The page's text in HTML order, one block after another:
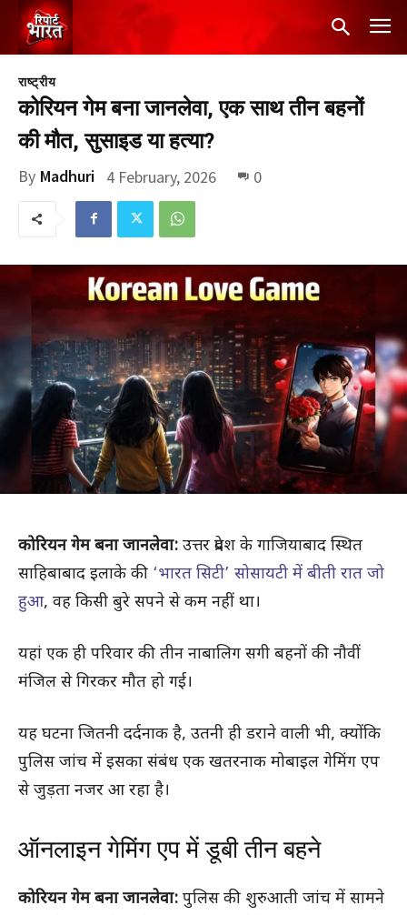
राष्ट्रीय
कोरियन गेम बना जानलेवा, एक साथ तीन बहनों
की मौत, सुसाइड या हत्या?
By Madhuri 4 February, 2026 0
कोरियन गेम बना जानलेवा: उत्तर प्रदेश के गाजियाबाद स्थित
साहिबाबाद इलाके की ‘भारत सिटी’ सोसायटी में बीती रात जो
हुआ, वह किसी बुरे सपने से कम नहीं था।
यहां एक ही परिवार की तीन नाबालिग सगी बहनों की नौवीं
मंजिल से गिरकर मौत हो गई।
यह घटना जितनी दर्दनाक है, उतनी ही डराने वाली भी, क्योंकि
पुलिस जांच में इसका संबंध एक खतरनाक मोबाइल गेमिंग एप
से जुड़ता नजर आ रहा है।
ऑनलाइन गेमिंग एप में डूबी तीन बहने
कोरियन गेम बना जानलेवा: पुलिस की शुरुआती जांच में सामने